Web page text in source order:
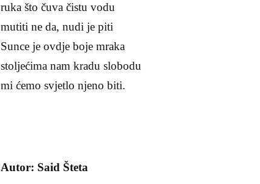
ruka što čuva čistu vodu
mutiti ne da, nudi je piti
Sunce je ovdje boje mraka
stoljećima nam kradu slobodu
mi ćemo svjetlo njeno biti.
Autor: Said Šteta